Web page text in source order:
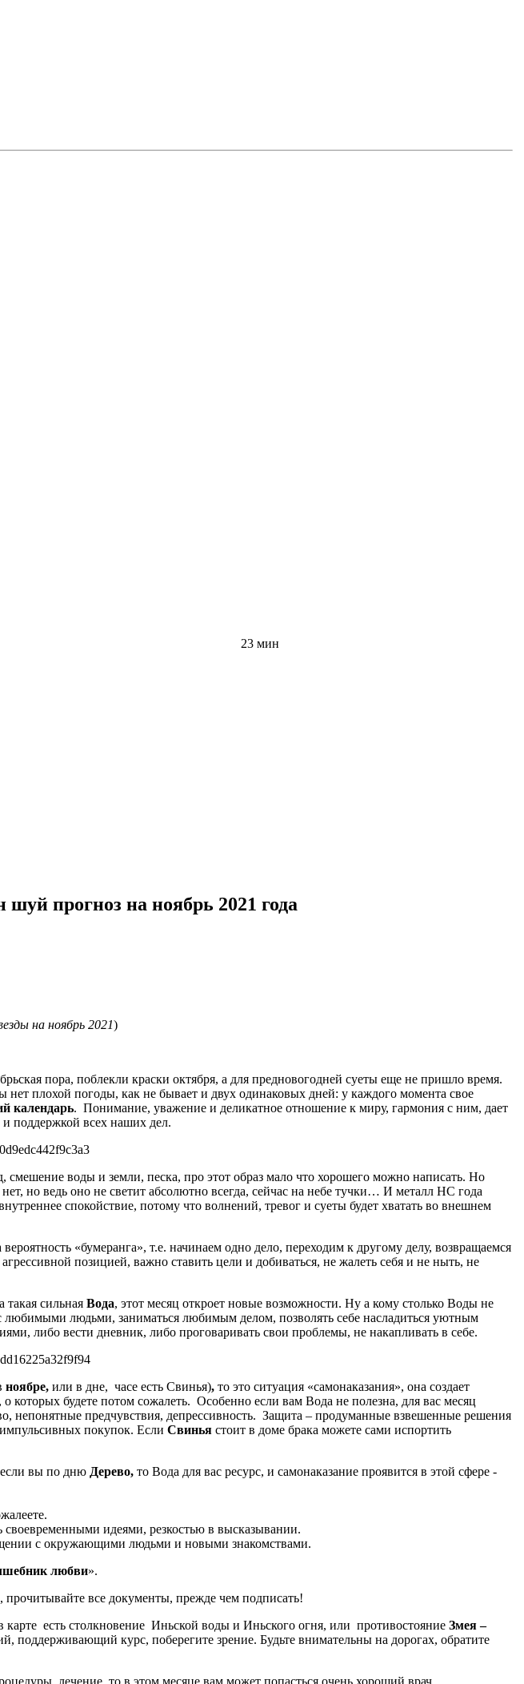
23 мин
шуй прогноз на ноябрь 2021 года
на ноябрь 2021)
пора, поблекли краски октября, а для предновогодней суеты еще не пришло время.
плохой погоды, как не бывает и двух одинаковых дней: у каждого момента свое
календарь. Понимание, уважение и деликатное отношение к миру, гармония с ним, дает
поддержкой всех наших дел.
смешение воды и земли, песка, про этот образ мало что хорошего можно написать. Но
но ведь оно не светит абсолютно всегда, сейчас на небе тучки… И металл НС года
спокойствие, потому что волнений, тревог и суеты будет хватать во внешнем
«бумеранга», т.е. начинаем одно дело, переходим к другому делу, возвращаемся
позицией, важно ставить цели и добиваться, не жалеть себя и не ныть, не
такая сильная Вода, этот месяц откроет новые возможности. Ну а кому столько Воды не
людьми, заниматься любимым делом, позволять себе насладиться уютным
либо вести дневник, либо проговаривать свои проблемы, не накапливать в себе.
ноябре, или в дне, часе есть Свинья), то это ситуация «самонаказания», она создает
которых будете потом сожалеть. Особенно если вам Вода не полезна, для вас месяц
непонятные предчувствия, депрессивность. Защита – продуманные взвешенные решения
покупок. Если Свинья стоит в доме брака можете сами испортить
если вы по дню Дерево, то Вода для вас ресурс, и самонаказание проявится в этой сфере -
идеями, резкостью в высказывании.
с окружающими людьми и новыми знакомствами.
любви».
, прочитывайте все документы, прежде чем подписать!
карте есть столкновение Иньской воды и Иньского огня, или противостояние Змея –
поддерживающий курс, поберегите зрение. Будьте внимательны на дорогах, обратите
лечение, то в этом месяце вам может попасться очень хороший врач.